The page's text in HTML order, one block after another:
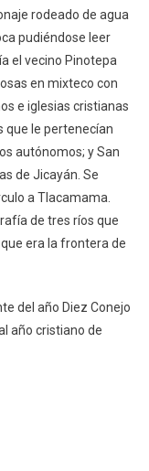
rodeado de agua
pudiéndose leer
el vecino Pinotepa
en mixteco con
e iglesias cristianas
que le pertenecían
autónomos; y San
de Jicayán. Se
a Tlacamama.
de tres ríos que
era la frontera de
del año Diez Conejo
año cristiano de